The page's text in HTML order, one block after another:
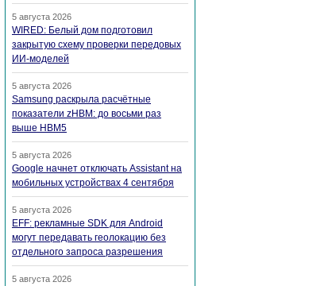
5 августа 2026
WIRED: Белый дом подготовил
закрытую схему проверки передовых
ИИ-моделей
5 августа 2026
Samsung раскрыла расчётные
показатели zHBM: до восьми раз
выше HBM5
5 августа 2026
Google начнет отключать Assistant на
мобильных устройствах 4 сентября
5 августа 2026
EFF: рекламные SDK для Android
могут передавать геолокацию без
отдельного запроса разрешения
5 августа 2026